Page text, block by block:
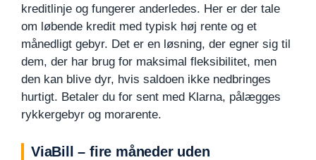
kreditlinje og fungerer anderledes. Her er der tale
om løbende kredit med typisk høj rente og et
månedligt gebyr. Det er en løsning, der egner sig til
dem, der har brug for maksimal fleksibilitet, men
den kan blive dyr, hvis saldoen ikke nedbringes
hurtigt. Betaler du for sent med Klarna, pålægges
rykkergebyr og morarente.
ViaBill – fire måneder uden